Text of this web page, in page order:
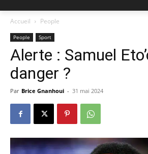
Accueil People
People Sport
Alerte : Samuel
danger ?
Par Brice Gnanhoui - 31 mai 2024